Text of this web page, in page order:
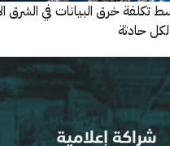
خرق البيانات في الشرق